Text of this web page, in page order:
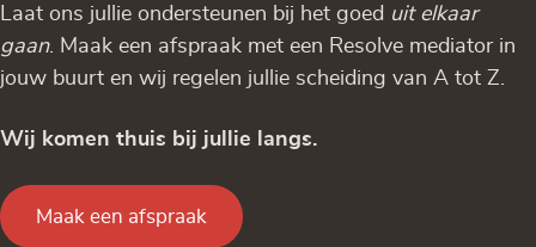
Laat ons jullie ondersteunen bij het goed uit elkaar
gaan. Maak een afspraak met een Resolve mediator in
jouw buurt en wij regelen jullie scheiding van A tot Z.
Wij komen thuis bij jullie langs.
Maak een afspraak